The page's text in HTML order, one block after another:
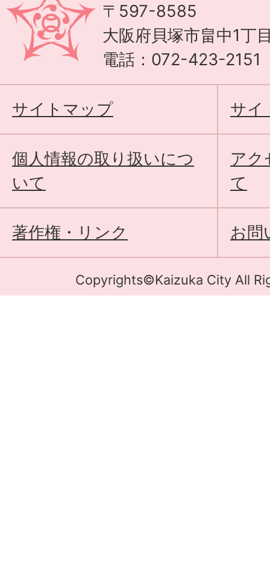
〒597-8585
大阪府貝塚市畠中1丁
電話：072-423-2151
サイトマップ サイ
個人情報の取り扱いにつ
いて
アク
て
著作権・リンク お問
Copyrights©Kaizuka City All